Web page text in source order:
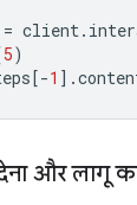
client.
5)
[-1 ] .
और लागू